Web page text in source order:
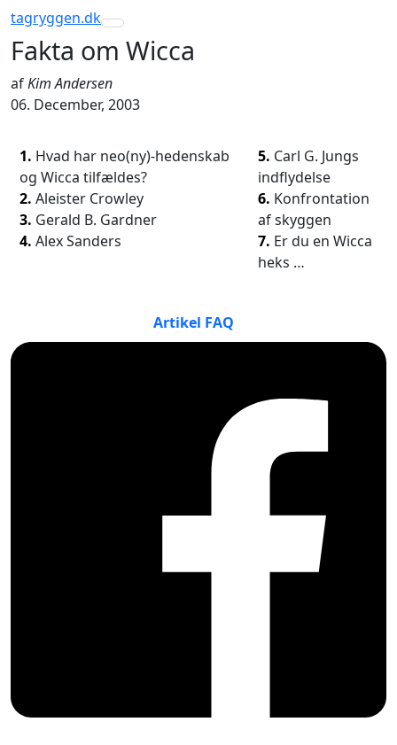
tagryggen.dk
Toggle navigation
Fakta om Wicca
afKim Andersen
06. December, 2003
1. Hvad har neo(ny)-hedenskab
og Wicca tilfældes?
2. Aleister Crowley
3. Gerald B. Gardner
4. Alex Sanders
5. Carl G. Jungs
indflydelse
6. Konfrontation
af skyggen
7. Er du en Wicca
heks …
Artikel FAQ